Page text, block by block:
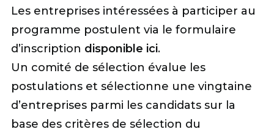
Les entreprises intéressées à participer au
programme postulent via le formulaire
d’inscription disponible ici.
Un comité de sélection évalue les
postulations et sélectionne une vingtaine
d’entreprises parmi les candidats sur la
base des critères de sélection du